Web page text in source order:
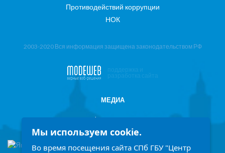
Противодействий коррупции
НОК
2003-2020 Вся информация защищена законодательством РФ
поддержка и
разработка сайта
МЕДИА
Фотоотчеты
Информация в СМИ
Мы используем cookie.
Во время посещения сайта СПб ГБУ "Центр